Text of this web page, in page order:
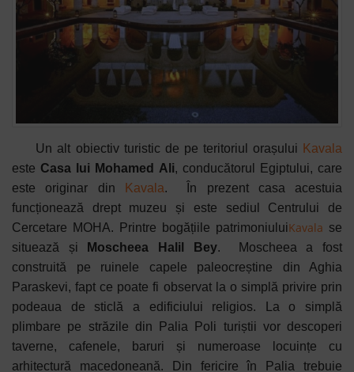
Un alt obiectiv turistic de pe teritoriul orașului Kavala
este Casa lui Mohamed Ali, conducătorul Egiptului, care
este originar din Kavala.
În prezent casa acestuia
funcționează drept muzeu și este sediul Centrului de
Cercetare MOHA. Printre bogățiile patrimoniuluiKavala se
situează și
Moscheea Halil Bey.
Moscheea a fost
construită pe ruinele capele paleocreștine din Aghia
Paraskevi, fapt ce poate fi observat la o simplă privire prin
podeaua de sticlă a edificiului religios. La o simplă
plimbare pe străzile din Palia Poli turiștii vor descoperi
taverne, cafenele, baruri și numeroase locuințe cu
arhitectură macedoneană. Din fericire în Palia trebuie